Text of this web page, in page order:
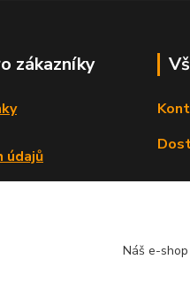
zákazníky
údajů
Náš e-